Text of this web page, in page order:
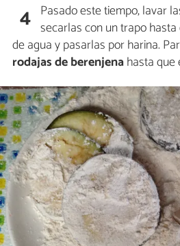
4 Pasado este tiempo, lavar
secarlas con un trapo
de agua y pasarlas por harina.
rodajas de berenjenahasta que